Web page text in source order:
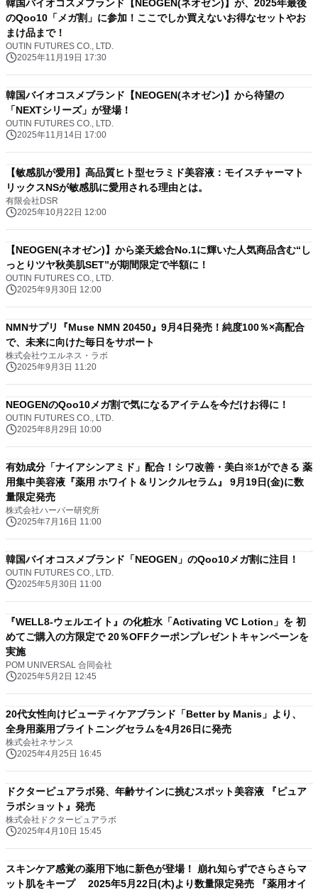
韓国バイオコスメブランド【NEOGEN(ネオゼン)】が、2025年最後
のQoo10「メガ割」に参加！ここでしか買えないお得なセットやお
まけ品まで！
OUTIN FUTURES CO., LTD.
2025年11月19日 17:30
韓国バイオコスメブランド【NEOGEN(ネオゼン)】から待望の
「NEXTシリーズ」が登場！
OUTIN FUTURES CO., LTD.
2025年11月14日 17:00
【敏感肌が愛用】高品質ヒト型セラミド美容液：モイスチャーマト
リックスNSが敏感肌に愛用される理由とは。
有限会社DSR
2025年10月22日 12:00
【NEOGEN(ネオゼン)】から楽天総合No.1に輝いた人気商品含む“し
っとりツヤ秋美肌SET”が期間限定で半額に！
OUTIN FUTURES CO., LTD.
2025年9月30日 12:00
NMNサプリ『Muse NMN 20450』9月4日発売！純度100％×高配合
で、未来に向けた毎日をサポート
株式会社ウエルネス・ラボ
2025年9月3日 11:20
NEOGENのQoo10メガ割で気になるアイテムを今だけお得に！
OUTIN FUTURES CO., LTD.
2025年8月29日 10:00
有効成分「ナイアシンアミド」配合！シワ改善・美白※1ができる 薬
用集中美容液『薬用 ホワイト＆リンクルセラム』 9月19日(金)に数
量限定発売
株式会社ハーバー研究所
2025年7月16日 11:00
韓国バイオコスメブランド「NEOGEN」のQoo10メガ割に注目！
OUTIN FUTURES CO., LTD.
2025年5月30日 11:00
『WELL8-ウェルエイト』の化粧水「Activating VC Lotion」を 初
めてご購入の方限定で 20％OFFクーポンプレゼントキャンペーンを
実施
POM UNIVERSAL 合同会社
2025年5月2日 12:45
20代女性向けビューティケアブランド「Better by Manis」より、
全身用薬用ブライトニングセラムを4月26日に発売
株式会社ネサンス
2025年4月25日 16:45
ドクターピュアラボ発、年齢サインに挑むスポット美容液 『ピュア
ラボショット』発売
株式会社ドクターピュアラボ
2025年4月10日 15:45
スキンケア感覚の薬用下地に新色が登場！ 崩れ知らずでさらさらマ
ット肌をキープ 2025年5月22日(木)より数量限定発売 『薬用オイ